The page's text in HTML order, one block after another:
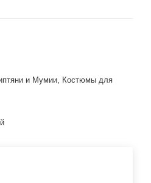
и Мумии, Костюмы для